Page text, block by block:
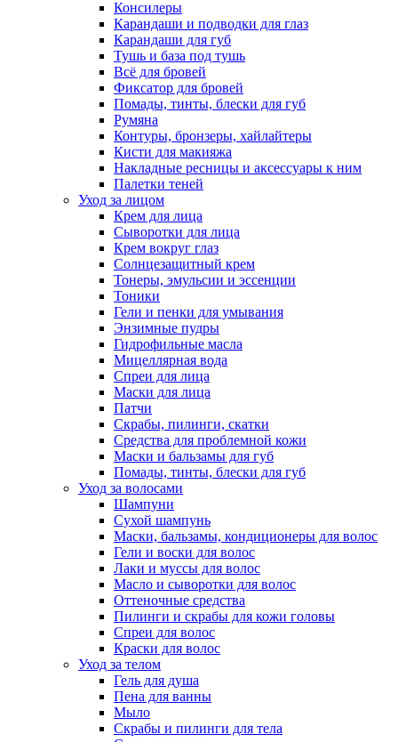
Консилеры
Карандаши и подводки для глаз
Карандаши для губ
Тушь и база под тушь
Всё для бровей
Фиксатор для бровей
Помады, тинты, блески для губ
Румяна
Контуры, бронзеры, хайлайтеры
Кисти для макияжа
Накладные ресницы и аксессуары к ним
Палетки теней
Уход за лицом
Крем для лица
Сыворотки для лица
Крем вокруг глаз
Солнцезащитный крем
Тонеры, эмульсии и эссенции
Тоники
Гели и пенки для умывания
Энзимные пудры
Гидрофильные масла
Мицеллярная вода
Спреи для лица
Маски для лица
Патчи
Скрабы, пилинги, скатки
Средства для проблемной кожи
Маски и бальзамы для губ
Помады, тинты, блески для губ
Уход за волосами
Шампуни
Сухой шампунь
Маски, бальзамы, кондиционеры для волос
Гели и воски для волос
Лаки и муссы для волос
Масло и сыворотки для волос
Оттеночные средства
Пилинги и скрабы для кожи головы
Спреи для волос
Краски для волос
Уход за телом
Гель для душа
Пена для ванны
Мыло
Скрабы и пилинги для тела